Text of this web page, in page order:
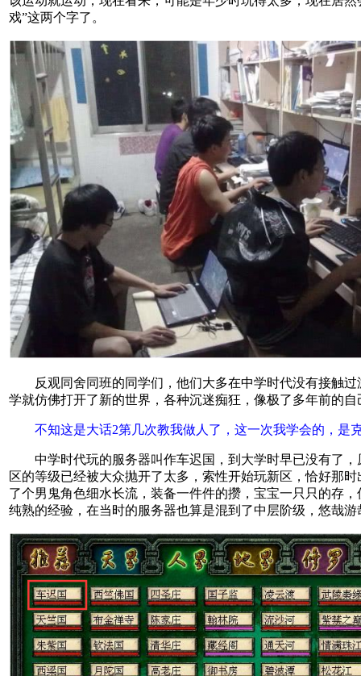
戏”这两个字了。
反观同舍同班的同学们，他们大多在中学时代没有接触过
学就仿佛打开了新的世界，各种沉迷痴狂，像极了多年前的自
不知这是大话2第几次教我做人了，这一次我学会的，是
中学时代玩的服务器叫作车迟国，到大学时早已没有了，
区的等级已经被大众抛开了太多，索性开始玩新区，恰好那
了个男鬼角色细水长流，装备一件件的攒，宝宝一只只的存，
纯熟的经验，在当时的服务器也算是混到了中层阶级，悠哉游